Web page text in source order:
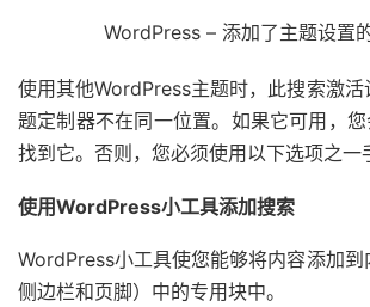
WordPress – 添加了主题设置
使用其他WordPress主题时，此搜索激活
题定制器不在同一位置。如果它可用，您
找到它。否则，您必须使用以下选项之一
使用WordPress小工具添加搜索
WordPress小工具使您能够将内容添加到
侧边栏和页脚）中的专用块中。